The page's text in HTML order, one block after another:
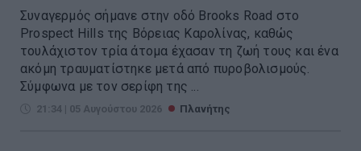
Συναγερμός σήμανε στην οδό Brooks Road στο
Prospect Hills της Βόρειας Καρολίνας, καθώς
τουλάχιστον τρία άτομα έχασαν τη ζωή τους και ένα
ακόμη τραυματίστηκε μετά από πυροβολισμούς.
Σύμφωνα με τον σερίφη της ...
21:34 | 05 Αυγούστου 2026 Πλανήτης